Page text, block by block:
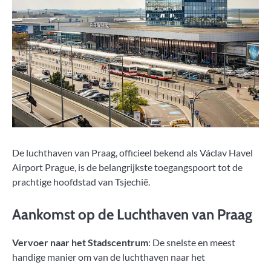
De luchthaven van Praag, officieel bekend als Václav Havel
Airport Prague, is de belangrijkste toegangspoort tot de
prachtige hoofdstad van Tsjechië.
Aankomst op de Luchthaven van Praag
Vervoer naar het Stadscentrum: De snelste en meest
handige manier om van de luchthaven naar het